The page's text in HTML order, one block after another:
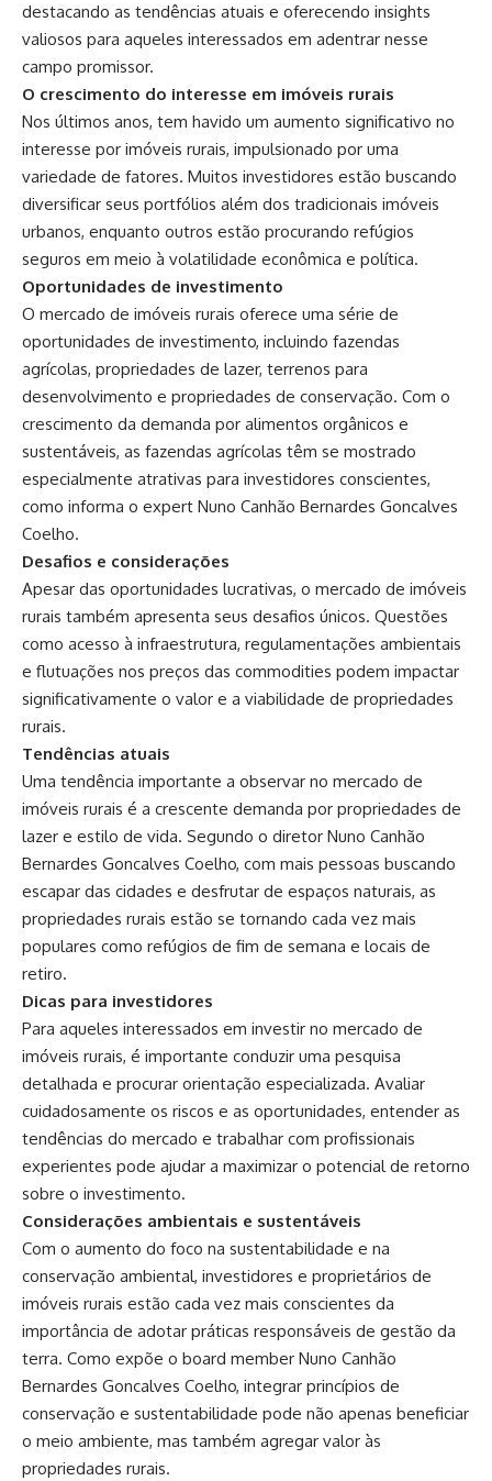
destacando as tendências atuais e oferecendo insights
valiosos para aqueles interessados em adentrar nesse
campo promissor.
O crescimento do interesse em imóveis rurais
Nos últimos anos, tem havido um aumento significativo no
interesse por imóveis rurais, impulsionado por uma
variedade de fatores. Muitos investidores estão buscando
diversificar seus portfólios além dos tradicionais imóveis
urbanos, enquanto outros estão procurando refúgios
seguros em meio à volatilidade econômica e política.
Oportunidades de investimento
O mercado de imóveis rurais oferece uma série de
oportunidades de investimento, incluindo fazendas
agrícolas, propriedades de lazer, terrenos para
desenvolvimento e propriedades de conservação. Com o
crescimento da demanda por alimentos orgânicos e
sustentáveis, as fazendas agrícolas têm se mostrado
especialmente atrativas para investidores conscientes,
como informa o expert Nuno Canhão Bernardes Goncalves
Coelho.
Desafios e considerações
Apesar das oportunidades lucrativas, o mercado de imóveis
rurais também apresenta seus desafios únicos. Questões
como acesso à infraestrutura, regulamentações ambientais
e flutuações nos preços das commodities podem impactar
significativamente o valor e a viabilidade de propriedades
rurais.
Tendências atuais
Uma tendência importante a observar no mercado de
imóveis rurais é a crescente demanda por propriedades de
lazer e estilo de vida. Segundo o diretor Nuno Canhão
Bernardes Goncalves Coelho, com mais pessoas buscando
escapar das cidades e desfrutar de espaços naturais, as
propriedades rurais estão se tornando cada vez mais
populares como refúgios de fim de semana e locais de
retiro.
Dicas para investidores
Para aqueles interessados em investir no mercado de
imóveis rurais, é importante conduzir uma pesquisa
detalhada e procurar orientação especializada. Avaliar
cuidadosamente os riscos e as oportunidades, entender as
tendências do mercado e trabalhar com profissionais
experientes pode ajudar a maximizar o potencial de retorno
sobre o investimento.
Considerações ambientais e sustentáveis
Com o aumento do foco na sustentabilidade e na
conservação ambiental, investidores e proprietários de
imóveis rurais estão cada vez mais conscientes da
importância de adotar práticas responsáveis de gestão da
terra. Como expõe o board member Nuno Canhão
Bernardes Goncalves Coelho, integrar princípios de
conservação e sustentabilidade pode não apenas beneficiar
o meio ambiente, mas também agregar valor às
propriedades rurais.